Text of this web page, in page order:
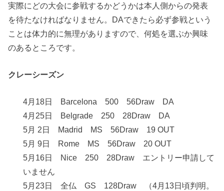
実際にどの大会に参戦するかどうかは本人側からの発表
を待たなければなりません。DAできたら必ず参戦という
ことは体力的に無理がありますので、何処を選ぶか興味
のあるところです。
クレーシーズン
4月18日 Barcelona 500 56Draw DA
4月25日 Belgrade 250 28Draw DA
5月 2日 Madrid MS 56Draw 19 OUT
5月 9日 Rome MS 56Draw 20 OUT
5月16日 Nice 250 28Draw エントリー申請して
いません
5月23日 全仏 GS 128Draw （4月13日頃判明。